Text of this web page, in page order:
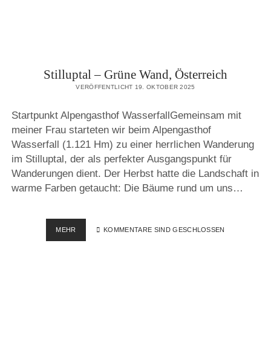
Stilluptal – Grüne Wand, Österreich
VERÖFFENTLICHT 19. OKTOBER 2025
Startpunkt Alpengasthof WasserfallGemeinsam mit
meiner Frau starteten wir beim Alpengasthof
Wasserfall (1.121 Hm) zu einer herrlichen Wanderung
im Stilluptal, der als perfekter Ausgangspunkt für
Wanderungen dient. Der Herbst hatte die Landschaft in
warme Farben getaucht: Die Bäume rund um uns…
MEHR STILLUPTAL
–
KOMMENTARE SIND GESCHLOSSEN